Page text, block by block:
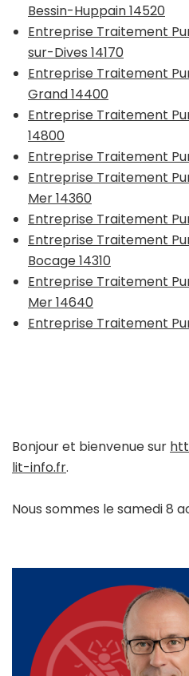
Bessin-Huppain 14520
Entreprise Traitement
sur-Dives 14170
Entreprise Traitement
Grand 14400
Entreprise Traitement
14800
Entreprise Traitement
Entreprise Traitement
Mer 14360
Entreprise Traitement
Entreprise Traitement
Bocage 14310
Entreprise Traitement
Mer 14640
Entreprise Traitement
Bonjour et bienvenue sur
lit-info.fr.
Nous sommes le samedi 8